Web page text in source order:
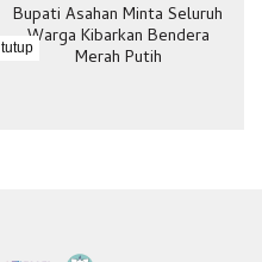
Bupati Asahan Minta Seluruh
Warga Kibarkan Bendera
Merah Putih
tutup